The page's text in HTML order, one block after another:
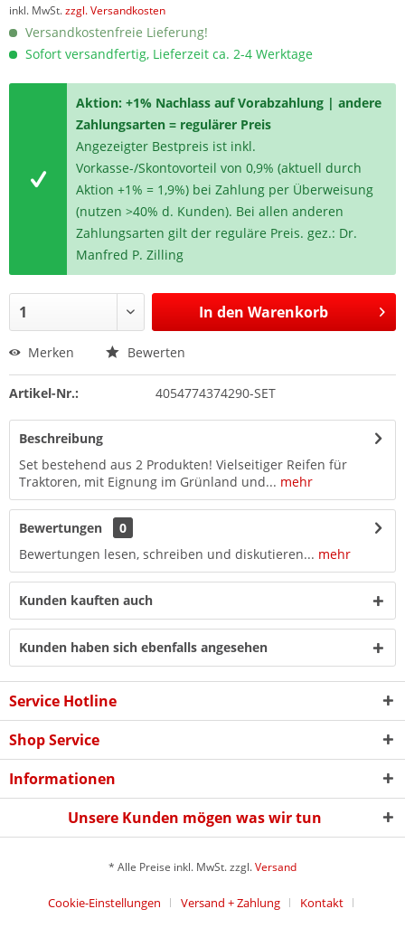
inkl. MwSt.zzgl. Versandkosten
Versandkostenfreie Lieferung!
Sofort versandfertig, Lieferzeit ca. 2-4 Werktage
Aktion: +1% Nachlass auf Vorabzahlung | andere
Zahlungsarten = regulärer Preis
Angezeigter Bestpreis ist inkl.
Vorkasse-/Skontovorteil von 0,9% (aktuell durch
Aktion +1% = 1,9%) bei Zahlung per Überweisung
(nutzen >40% d. Kunden). Bei allen anderen
Zahlungsarten gilt der reguläre Preis. gez.: Dr.
Manfred P. Zilling
In den Warenkorb
Merken Bewerten
Artikel-Nr.: 4054774374290-SET
Beschreibung
Set bestehend aus 2 Produkten! Vielseitiger Reifen für
Traktoren, mit Eignung im Grünland und... mehr
Bewertungen
0
Bewertungen lesen, schreiben und diskutieren... mehr
Kunden kauften auch
Kunden haben sich ebenfalls angesehen
Service Hotline
Shop Service
Informationen
Unsere Kunden mögen was wir tun
* Alle Preise inkl. MwSt. zzgl.Versand
Cookie-Einstellungen Versand + Zahlung
Kontakt